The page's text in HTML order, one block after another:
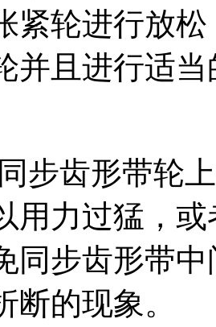
紧轮进行放
并且进行适
步齿形带轮
用力过猛，
同步齿形带
断的现象。